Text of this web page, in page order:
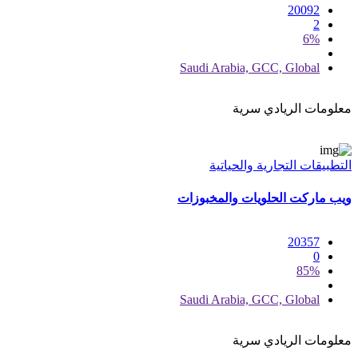
20092
2
6%
Saudi Arabia, GCC, Global
معلومات الريادي سرية
التطبيقات التجارية والحياتية
ويب ماركت الحلويات والمخبوزات
20357
0
85%
Saudi Arabia, GCC, Global
معلومات الريادي سرية